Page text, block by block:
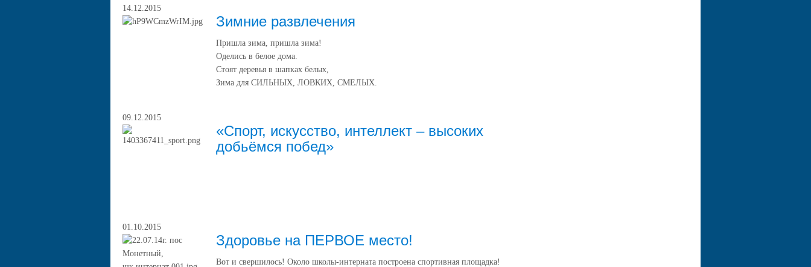
14.12.2015
Зимние развлечения
Пришла зима, пришла зима!
Оделись в белое дома.
Стоят деревья в шапках белых,
Зима для СИЛЬНЫХ, ЛОВКИХ, СМЕЛЫХ.
09.12.2015
«Спорт, искусство, интеллект – высоких
добьёмся побед»
01.10.2015
Здоровье на ПЕРВОЕ место!
Вот и свершилось! Около школы-интерната построена спортивная площадка!